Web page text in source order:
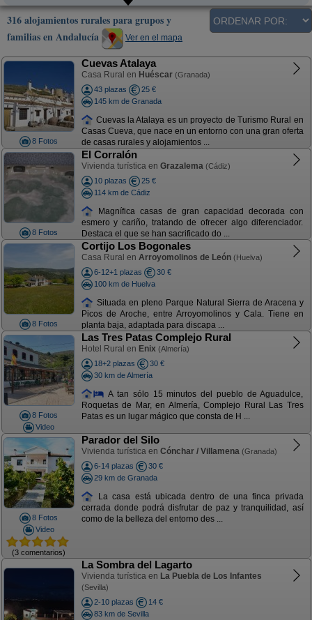
316 alojamientos rurales para grupos y
familias en Andalucía
Ver en el mapa
8 Fotos
Cuevas Atalaya
Casa Rural en Huéscar (Granada)
43 plazas
25 €
145 km de Granada
Cuevas la Atalaya es un proyecto de Turismo Rural en
Casas Cueva, que nace en un entorno con una gran oferta
de casas rurales y alojamientos ...
8 Fotos
El Corralón
Vivienda turística en Grazalema (Cádiz)
10 plazas
25 €
114 km de Cádiz
Magnífica casas de gran capacidad decorada con
esmero y cariño, tratando de ofrecer algo diferenciador.
Destaca el que se han sacrificado do ...
8 Fotos
Cortijo Los Bogonales
Casa Rural en Arroyomolinos de León (Huelva)
6-12+1 plazas
30 €
100 km de Huelva
Situada en pleno Parque Natural Sierra de Aracena y
Picos de Aroche, entre Arroyomolinos y Cala. Tiene en
planta baja, adaptada para discapa ...
8 Fotos
Video
Las Tres Patas Complejo Rural
Hotel Rural en Enix (Almería)
18+2 plazas
30 €
30 km de Almería
A tan sólo 15 minutos del pueblo de Aguadulce,
Roquetas de Mar, en Almería, Complejo Rural Las Tres
Patas es un lugar mágico que consta de H ...
8 Fotos
Video
(3 comentarios)
Parador del Silo
Vivienda turística en Cónchar / Villamena (Granada)
6-14 plazas
30 €
29 km de Granada
La casa está ubicada dentro de una finca privada
cerrada donde podrá disfrutar de paz y tranquilidad, así
como de la belleza del entorno des ...
La Sombra del Lagarto
Vivienda turística en La Puebla de Los Infantes
(Sevilla)
2-10 plazas
14 €
83 km de Sevilla